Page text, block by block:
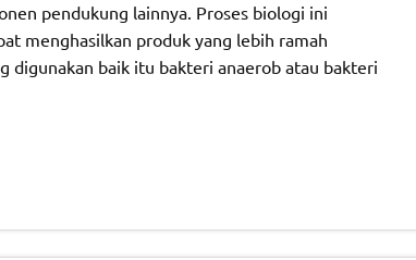
pendukung lainnya. Proses biologi ini
menghasilkan produk yang lebih ramah
digunakan baik itu bakteri anaerob atau bakteri